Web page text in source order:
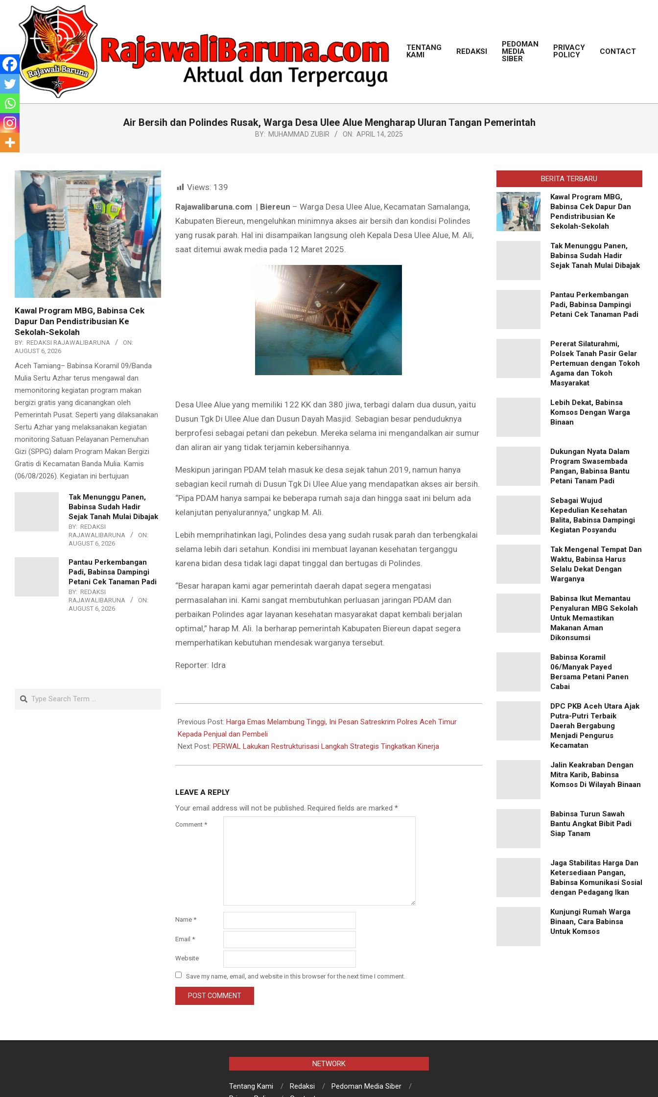
content
RAJAWALIBARUNA.COM
TENTANG
KAMI
REDAKSI
PEDOMAN
MEDIA
SIBER
PRIVACY
POLICY
CONTACT
Air Bersih dan Polindes Rusak, Warga Desa Ulee Alue Mengharap Uluran Tangan Pemerintah
BY: MUHAMMAD ZUBIR ON: APRIL 14, 2025
Views: 139
Rajawalibaruna.com | Biereun – Warga Desa Ulee Alue, Kecamatan Samalanga,
Kabupaten Biereun, mengeluhkan minimnya akses air bersih dan kondisi Polindes
yang rusak parah. Hal ini disampaikan langsung oleh Kepala Desa Ulee Alue, M. Ali,
saat ditemui awak media pada 12 Maret 2025.
Desa Ulee Alue yang memiliki 122 KK dan 380 jiwa, terbagi dalam dua dusun, yaitu
Dusun Tgk Di Ulee Alue dan Dusun Dayah Masjid. Sebagian besar penduduknya
berprofesi sebagai petani dan pekebun. Mereka selama ini mengandalkan air sumur
dan aliran air yang tidak terjamin kebersihannya.
Meskipun jaringan PDAM telah masuk ke desa sejak tahun 2019, namun hanya
sebagian kecil rumah di Dusun Tgk Di Ulee Alue yang mendapatkan akses air bersih.
“Pipa PDAM hanya sampai ke beberapa rumah saja dan hingga saat ini belum ada
kelanjutan penyalurannya,” ungkap M. Ali.
Lebih memprihatinkan lagi, Polindes desa yang sudah rusak parah dan terbengkalai
selama lebih dari setahun. Kondisi ini membuat layanan kesehatan terganggu
karena bidan desa tidak lagi dapat tinggal dan bertugas di Polindes.
“Besar harapan kami agar pemerintah daerah dapat segera mengatasi
permasalahan ini. Kami sangat membutuhkan perluasan jaringan PDAM dan
perbaikan Polindes agar layanan kesehatan masyarakat dapat kembali berjalan
optimal,” harap M. Ali. Ia berharap pemerintah Kabupaten Biereun dapat segera
memperhatikan kebutuhan mendesak warganya tersebut.
Reporter: Idra
04-
14
Previous Post: Harga Emas Melambung Tinggi, Ini Pesan Satreskrim Polres Aceh Timur
Kepada Penjual dan Pembeli
Next Post: PERWAL Lakukan Restrukturisasi Langkah Strategis Tingkatkan Kinerja
LEAVE A REPLY
Your email address will not be published. Required fields are marked *
Comment *
Name *
Email *
Website
Save my name, email, and website in this browser for the next time I comment.
Kawal Program MBG, Babinsa Cek
Dapur Dan Pendistribusian Ke
Sekolah-Sekolah
BY: REDAKSI RAJAWALIBARUNA
ON:
AUGUST 6, 2026
Aceh Tamiang– Babinsa Koramil 09/Banda
Mulia Sertu Azhar terus mengawal dan
memonitoring kegiatan program makan
bergizi gratis yang dicanangkan oleh
Pemerintah Pusat. Seperti yang dilaksanakan
Sertu Azhar yang melaksanakan kegiatan
monitoring Satuan Pelayanan Pemenuhan
Gizi (SPPG) dalam Program Makan Bergizi
Gratis di Kecamatan Banda Mulia. Kamis
(06/08/2026). Kegiatan ini bertujuan
Tak Menunggu Panen,
Babinsa Sudah Hadir
Sejak Tanah Mulai Dibajak
BY: REDAKSI
RAJAWALIBARUNA
ON:
AUGUST 6, 2026
Pantau Perkembangan
Padi, Babinsa Dampingi
Petani Cek Tanaman Padi
BY: REDAKSI
RAJAWALIBARUNA
ON:
AUGUST 6, 2026
Search
BERITA TERBARU
Kawal Program MBG,
Babinsa Cek Dapur Dan
Pendistribusian Ke
Sekolah-Sekolah
Tak Menunggu Panen,
Babinsa Sudah Hadir
Sejak Tanah Mulai Dibajak
Pantau Perkembangan
Padi, Babinsa Dampingi
Petani Cek Tanaman Padi
Pererat Silaturahmi,
Polsek Tanah Pasir Gelar
Pertemuan dengan Tokoh
Agama dan Tokoh
Masyarakat
Lebih Dekat, Babinsa
Komsos Dengan Warga
Binaan
Dukungan Nyata Dalam
Program Swasembada
Pangan, Babinsa Bantu
Petani Tanam Padi
Sebagai Wujud
Kepedulian Kesehatan
Balita, Babinsa Dampingi
Kegiatan Posyandu
Tak Mengenal Tempat Dan
Waktu, Babinsa Harus
Selalu Dekat Dengan
Warganya
Babinsa Ikut Memantau
Penyaluran MBG Sekolah
Untuk Memastikan
Makanan Aman
Dikonsumsi
Babinsa Koramil
06/Manyak Payed
Bersama Petani Panen
Cabai
‎DPC PKB Aceh Utara Ajak
Putra-Putri Terbaik
Daerah Bergabung
Menjadi Pengurus
Kecamatan
Jalin Keakraban Dengan
Mitra Karib, Babinsa
Komsos Di Wilayah Binaan
Babinsa Turun Sawah
Bantu Angkat Bibit Padi
Siap Tanam
Jaga Stabilitas Harga Dan
Ketersediaan Pangan,
Babinsa Komunikasi Sosial
dengan Pedagang Ikan
Kunjungi Rumah Warga
Binaan, Cara Babinsa
Untuk Komsos
NETWORK
Tentang Kami Redaksi
Pedoman Media Siber